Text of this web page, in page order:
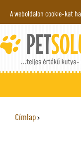
A weboldalon cookie-kat
JELENLEGI HELY
Címlap›